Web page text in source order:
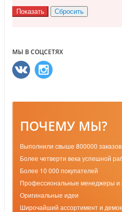
МЫ В СОЦСЕТЯХ
ПОЧЕМУ МЫ?
Выполнили свыше 800000 заказов
Более четверти века успешной
Более 10 000 покупателей
Профессиональные менеджеры и
Оригинальные идеи
Широчайший ассортимент и